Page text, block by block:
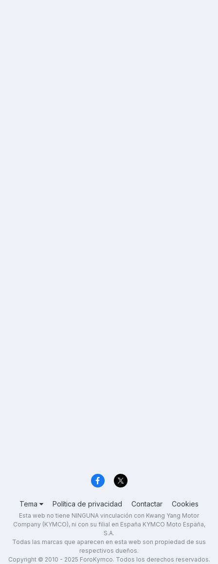
Tema Política de privacidad Contactar Cookies
Esta web no tiene NINGUNA vinculación con Kwang Yang Motor
Company (KYMCO), ni con su filial en España KYMCO Moto España,
S.A.
Todas las marcas que aparecen en esta web son propiedad de sus
respectivos dueños.
Copyright © 2010 - 2025 ForoKymco. Todos los derechos reservados.